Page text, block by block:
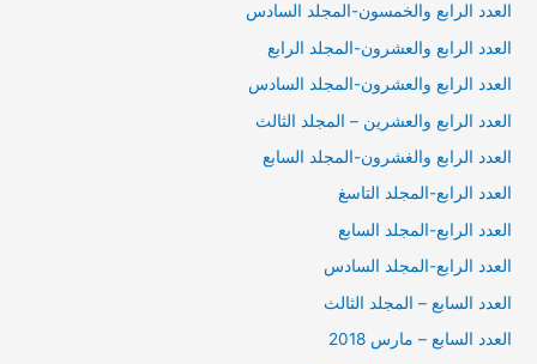
العدد الرابع والخمسون-المجلد السادس
العدد الرابع والعشرون-المجلد الرابع
العدد الرابع والعشرون-المجلد السادس
العدد الرابع والعشرين – المجلد الثالث
العدد الرابع والغشرون-المجلد السابع
العدد الرابع-المجلد التاسغ
العدد الرابع-المجلد السابع
العدد الرابع-المجلد السادس
العدد السابع – المجلد الثالث
العدد السابع – مارس 2018